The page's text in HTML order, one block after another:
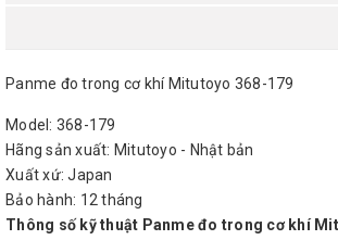
Panme đo trong cơ khí Mitutoyo 368-179
Model: 368-179
Hãng sản xuất: Mitutoyo - Nhật bản
Xuất xứ: Japan
Bảo hành: 12 tháng
Thông số kỹ thuật Panme đo trong cơ khí